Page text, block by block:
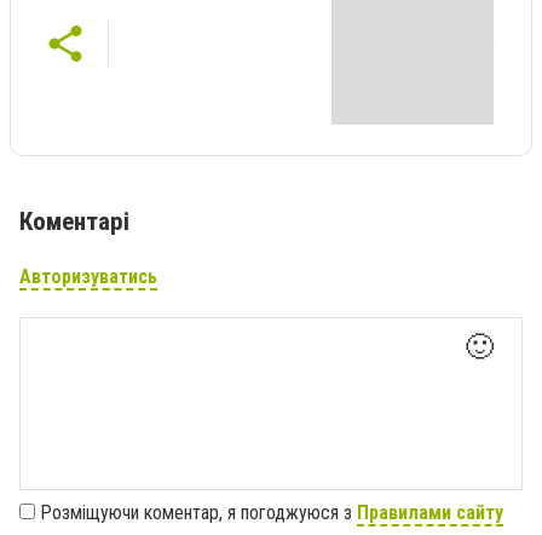
Коментарі
Авторизуватись
🙂
Розміщуючи коментар, я погоджуюся з Правилами сайту